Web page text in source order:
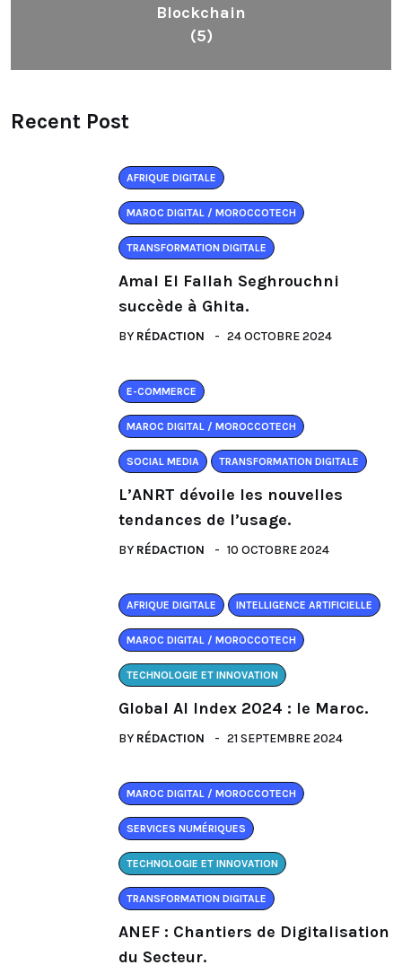
Blockchain
(5)
Recent Post
AFRIQUE DIGITALE
MAROC DIGITAL / MOROCCOTECH
TRANSFORMATION DIGITALE
Amal El Fallah Seghrouchni
succède à Ghita.
BY RÉDACTION 24 OCTOBRE 2024
E-COMMERCE
MAROC DIGITAL / MOROCCOTECH
SOCIAL MEDIA TRANSFORMATION DIGITALE
L’ANRT dévoile les nouvelles
tendances de l’usage.
BY RÉDACTION 10 OCTOBRE 2024
AFRIQUE DIGITALE INTELLIGENCE ARTIFICIELLE
MAROC DIGITAL / MOROCCOTECH
TECHNOLOGIE ET INNOVATION
Global AI Index 2024 : le Maroc.
BY RÉDACTION 21 SEPTEMBRE 2024
MAROC DIGITAL / MOROCCOTECH
SERVICES NUMÉRIQUES
TECHNOLOGIE ET INNOVATION
TRANSFORMATION DIGITALE
ANEF : Chantiers de Digitalisation
du Secteur.